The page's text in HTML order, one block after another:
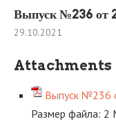
Выпуск №236 от
29.10.2021
Attachments
Выпуск №236
Размер файла: 2